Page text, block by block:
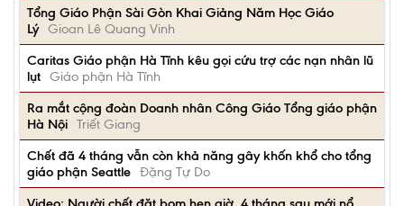
Tổng Giáo Phận Sài Gòn Khai Giảng Năm Học Giáo
Lý Gioan Lê Quang Vinh
Caritas Giáo phận Hà Tĩnh kêu gọi cứu trợ các nạn nhân lũ
lụt Giáo phận Hà Tĩnh
Ra mắt cộng đoàn Doanh nhân Công Giáo Tổng giáo phận
Hà Nội Triết Giang
Chết đã 4 tháng vẫn còn khả năng gây khốn khổ cho tổng
giáo phận Seattle Đặng Tự Do